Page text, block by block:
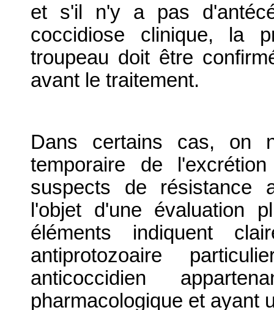
et s'il n'y a pas
coccidiose clinique, la
troupeau doit être
avant le traitement.
Dans certains cas, on
temporaire de
suspects de résistance
l'objet d'une évaluation
éléments indiquent
antiprotozoaire
anticoccidien
pharmacologique et ayant